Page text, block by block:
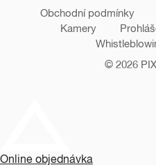
Obchodní podmínky
Kamery
© 2026
Online objednávka